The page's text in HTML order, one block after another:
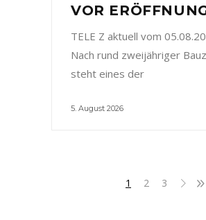
VOR
TELE Z aktuell vom
Nach rund zweijähriger
steht eines der
5. August 2026
1 2 3